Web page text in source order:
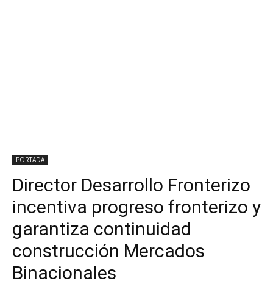
PORTADA
Director Desarrollo Fronterizo
incentiva progreso fronterizo y
garantiza continuidad
construcción Mercados
Binacionales